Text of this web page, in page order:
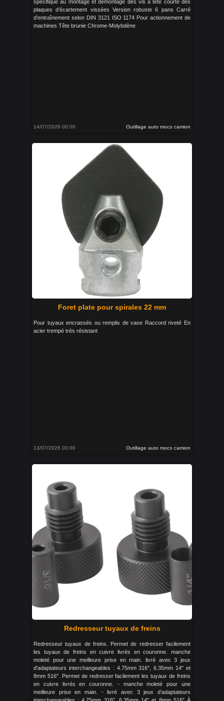
spécifique au montage et démontage des vis à tête courte des
plaques d’écartement vissées Version robuste 6 pans Carré
d’entraînement selon DIN 3121 ISO 1174 Pour actionnement de
machines Tête brunie Chrome-Molybdène
14/07/2026 00:00 Outillage auto moco camion
Foret plate pour spirales 22 mm
Pour tuyaux encrassés ou remplis de vase Raccord riveté En
acier trempé très résistant
13/07/2026 00:00 Outillage auto moco camion
Redresseur tuyaux de freins
Redresseur tuyaux de freins. Permet de redresser facilement
les tuyaux de freins en cuivre livrés en couronne. manche
moleté pour une meilleure prise en main. livré avec 3 jeux
d'adaptateurs interchangeables : 4.75mm 316", 6.35mm 14" et
8mm 516". Permet de redresser facilement les tuyaux de freins
en cuivre livrés en couronne. - manche moleté pour une
meilleure prise en main. - livré avec 3 jeux d’adaptateurs